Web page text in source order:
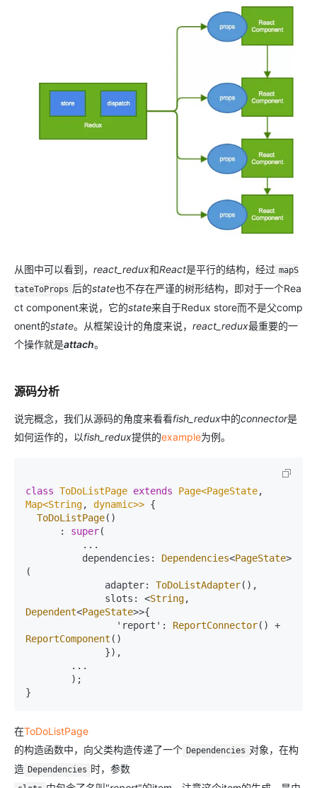
从图中可以看到， react_redux和React是平行的结构，经过 mapS
tateToProps 后的state也不存在严谨的树形结构，即对于一个Rea
ct component来说，它的state来自于Redux store而不是父comp
onent的state。从框架设计的角度来说， react_redux最重要的一
个操作就是attach。
源码分析
说完概念，我们从源码的角度来看看fish_redux中的connector是
如何运作的，以fish_redux提供的example为例。
class ToDoListPage extends Page<PageState
Map<String, dynamic>> {
ToDoListPage()
      :
super(
          dependencies:
Dependencies<PageState>
(
              adapter:
ToDoListAdapter(),
              slots: <
String
Dependent<PageState>>{
                'report':
ReportConnector
ReportComponent ()
}
在ToDoListPage
的构造函数中，向父类构造传递了一个 Dependencies 对象，在构
造 Dependencies 时，参数